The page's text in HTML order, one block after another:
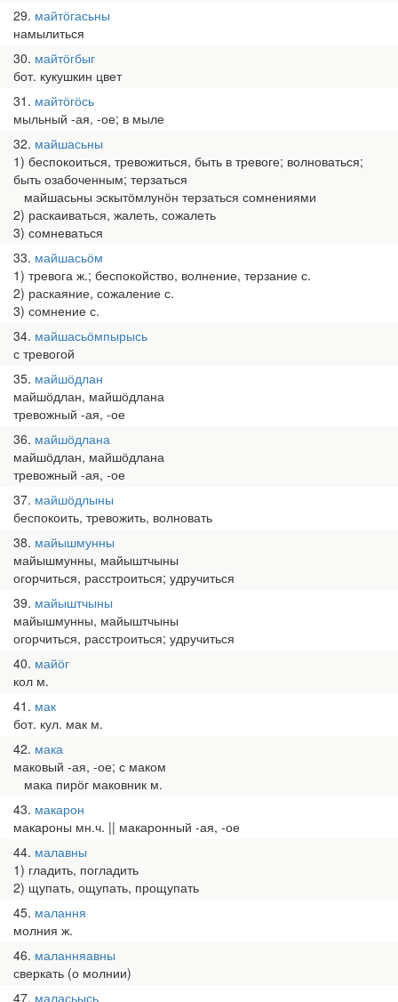
29 майтӧгасьны
намылиться
30 майтӧгбыг
бот. кукушкин цвет
31 майтӧгӧсь
мыльный -ая, -ое; в мыле
32 майшасьны
1) беспокоиться, тревожиться, быть в тревоге; волноваться;
быть озабоченным; терзаться
майшасьны эскытӧмлунӧн терзаться сомнениями
2) раскаиваться, жалеть, сожалеть
3) сомневаться
33 майшасьӧм
1) тревога ж.; беспокойство, волнение, терзание с.
2) раскаяние, сожаление с.
3) сомнение с.
34 майшасьӧмпырысь
с тревогой
35 майшӧдлан
майшӧдлан, майшӧдлана
тревожный -ая, -ое
36 майшӧдлана
майшӧдлан, майшӧдлана
тревожный -ая, -ое
37 майшӧдлыны
беспокоить, тревожить, волновать
38 майышмунны
майышмунны, майыштчыны
огорчиться, расстроиться; удручиться
39 майыштчыны
майышмунны, майыштчыны
огорчиться, расстроиться; удручиться
40 майӧг
кол м.
41 мак
бот. кул. мак м.
42 мака
маковый -ая, -ое; с маком
мака пирӧг маковник м.
43 макарон
макароны мн.ч. || макаронный -ая, -ое
44 малавны
1) гладить, погладить
2) щупать, ощупать, прощупать
45 малання
молния ж.
46 маланняавны
сверкать (о молнии)
47 маласьысь